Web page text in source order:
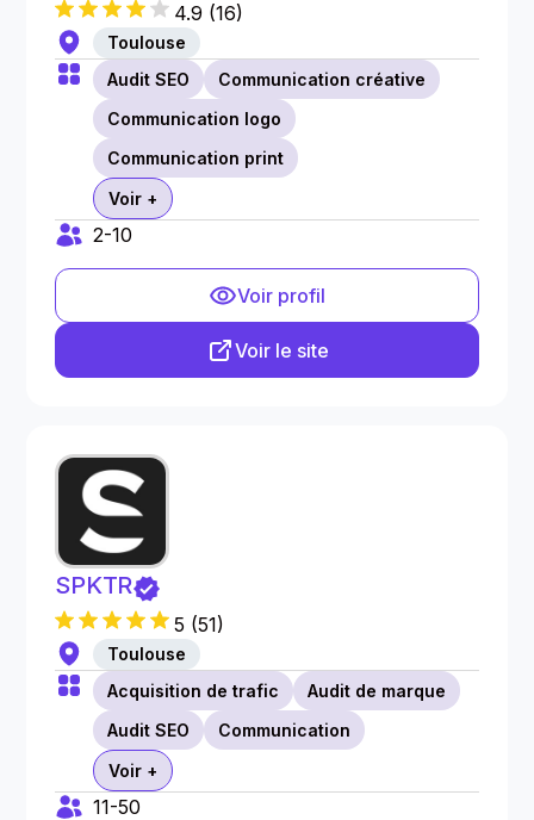
4.9 (16)
Toulouse
Audit SEO
Communication créative
Communication logo
Communication print
Voir +
2-10
Voir profil
Voir le site
SPKTR
5 (51)
Toulouse
Acquisition de trafic
Audit de marque
Audit SEO
Communication
Voir +
11-50